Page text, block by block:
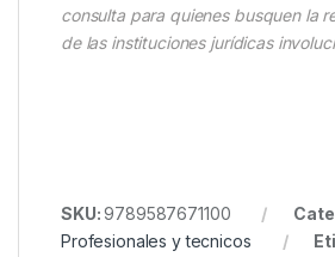
consulta para quienes busquen la
de las instituciones jurídicas
SKU:9789587671100
Profesionales y tecnicos